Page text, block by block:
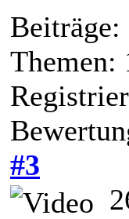
Beiträge:
Themen:
#3